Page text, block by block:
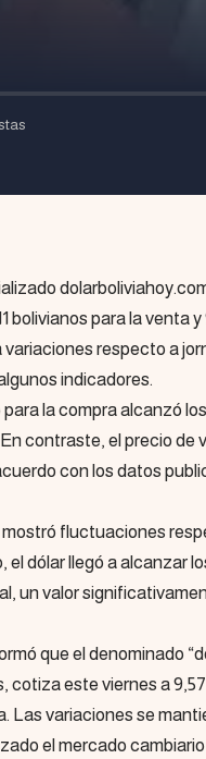
bolivianos para la venta y
respecto a
indicadores.
la compra alcanzó
contraste, el precio de
con los datos
mostró fluctuaciones
dólar llegó a alcanzar
un valor
que el denominado
cotiza este viernes a 9,57
Las variaciones se
el mercado